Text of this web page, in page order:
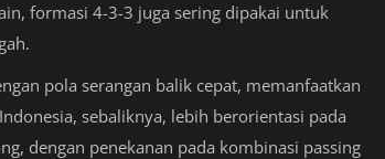
formasi 4-3-3 juga sering dipakai untuk
pola serangan balik cepat, memanfaatkan
sebaliknya, lebih berorientasi pada
dengan penekanan pada kombinasi passing